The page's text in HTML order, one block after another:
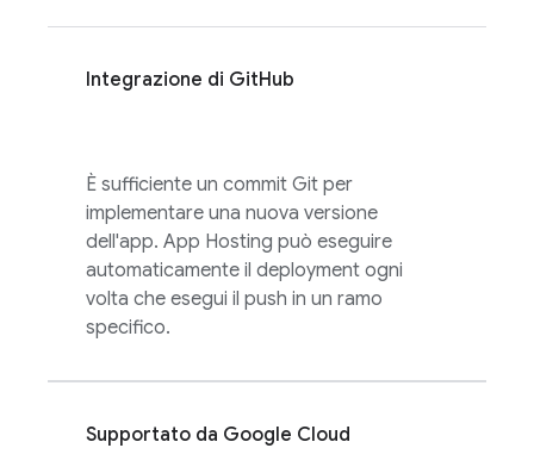
Integrazione di GitHub
È sufficiente un commit Git per
implementare una nuova versione
dell'app. App Hosting può eseguire
automaticamente il deployment ogni
volta che esegui il push in un ramo
specifico.
Supportato da Google Cloud